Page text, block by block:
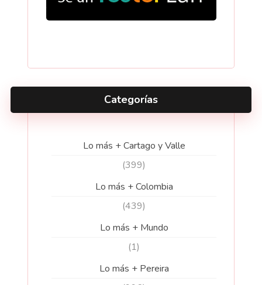
Categorías
Lo más + Cartago y Valle
(399)
Lo más + Colombia
(439)
Lo más + Mundo
(1)
Lo más + Pereira